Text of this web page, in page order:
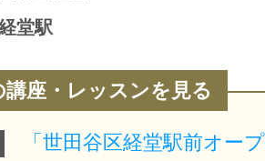
堂駅
講座・レッスンを見る